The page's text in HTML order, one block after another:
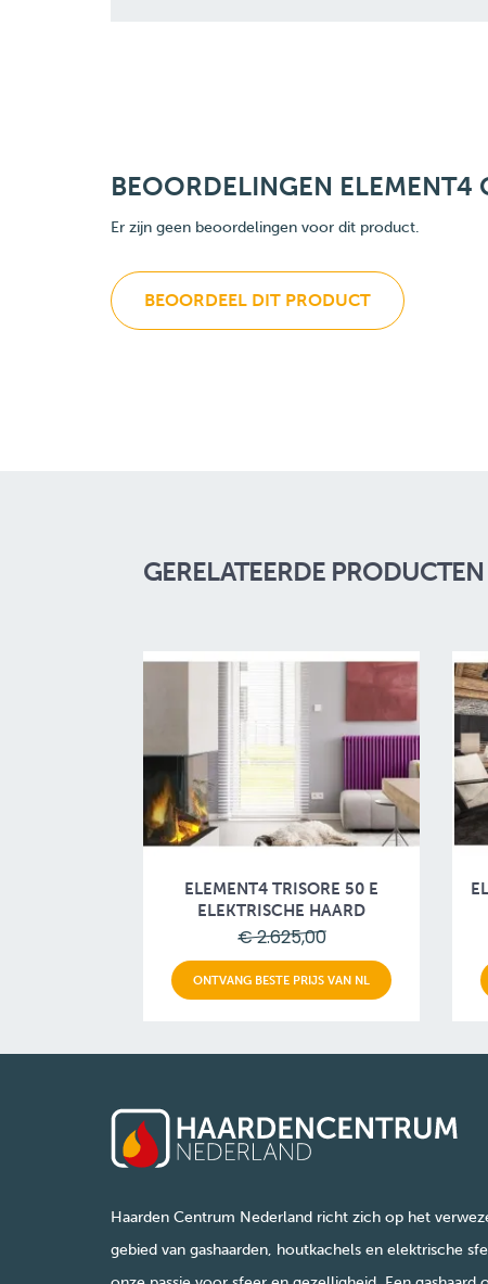
BEOORDELINGEN ELEMENT4
Er zijn geen beoordelingen voor dit product.
BEOORDEEL DIT PRODUCT
GERELATEERDE
ELEMENT4 TRISORE 50 E
ELEKTRISCHE HAARD
€ 2.625,00
ONTVANG BESTE PRIJS VAN NL
Haarden Centrum Nederland richt zich op het
gebied van gashaarden, houtkachels en elektrische